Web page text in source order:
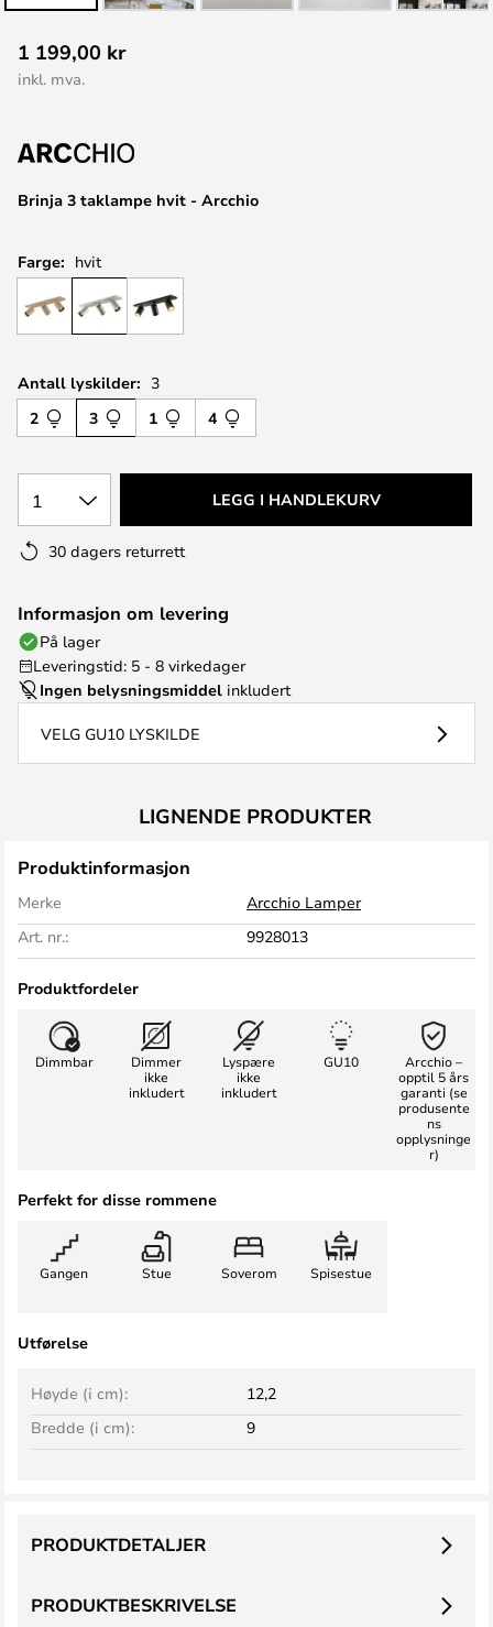
til
begynnelsen
bildegalleri
Brinja 3 taklampe hvit - Arcchio
1 199,00 kr
inkl. mva.
Farge: hvit
Antall lyskilder: 3
2
3 1 4
1 LEGG I HANDLEKURV
30 dagers returrett
Informasjon om levering
På lager
Leveringstid: 5 - 8 virkedager
Ingen belysningsmiddel inkludert
VELG GU10 LYSKILDE
LIGNENDE PRODUKTER
Produktinformasjon
Merke
Arcchio Lamper
Art. nr.:
9928013
Produktfordeler
Dimmbar
Dimmer
ikke
inkludert
Lyspære
ikke
inkludert
GU10
Arcchio –
opptil 5 års
garanti (se
produsente
ns
opplysninge
r)
Perfekt for disse rommene
Gangen Stue Soverom Spisestue
Utførelse
Bredde (i cm): 9
Høyde (i cm): 12,2
PRODUKTBESKRIVELSE
PRODUKTDETALJER